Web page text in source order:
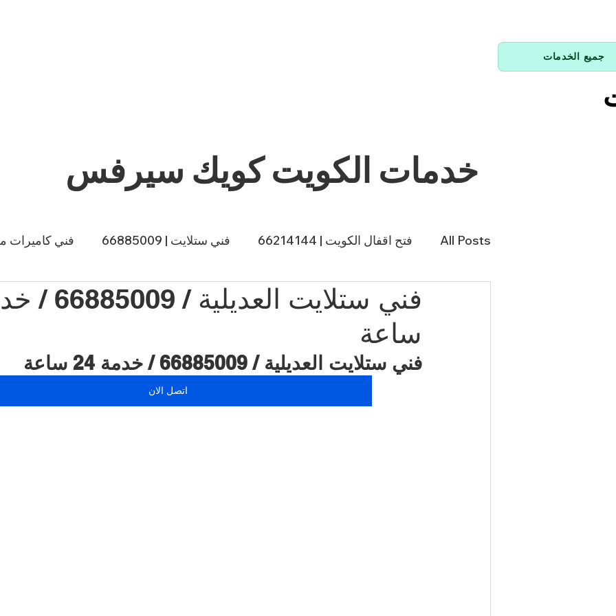
جميع الخدمات
خدمات الكويت كويك سيرفس
All Posts فتح اقفال الكويت | 66214144 فني ستلايت | 66885009 فني كاميرات مراقبة
فني تكييف | 98943366 فني طباخات الكويت | 66557188 صباغ الكويت | 66874433
مكتب تأشيرات الكويت | 98951133 صالون حلاقة في الكويت | 98958877 مقوي
ساعة
فني ستلايت العديلية / 66885009 / خدمة 24 ساعة
اتصل الان